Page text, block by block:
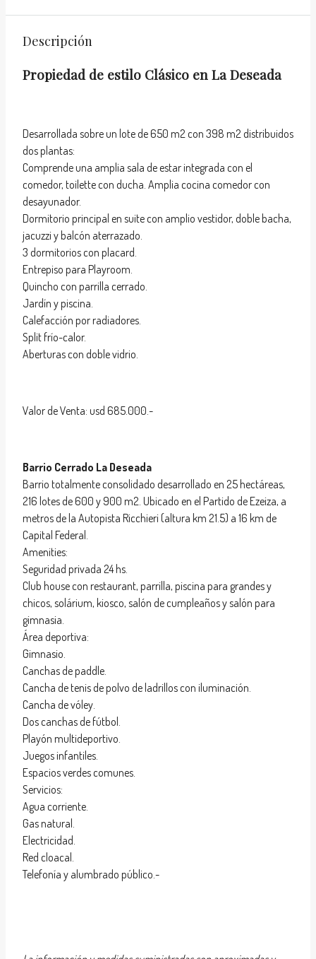
Descripción
Propiedad de estilo Clásico en La Deseada
Desarrollada sobre un lote de 650 m2 con 398 m2 distribuidos
dos plantas:
Comprende una amplia sala de estar integrada con el
comedor, toilette con ducha. Amplia cocina comedor con
desayunador.
Dormitorio principal en suite con amplio vestidor, doble bacha,
jacuzzi y balcón aterrazado.
3 dormitorios con placard.
Entrepiso para Playroom.
Quincho con parrilla cerrado.
Jardín y piscina.
Calefacción por radiadores.
Split frío-calor.
Aberturas con doble vidrio.
Valor de Venta: usd 685.000.-
Barrio Cerrado La Deseada
Barrio totalmente consolidado desarrollado en 25 hectáreas,
216 lotes de 600 y 900 m2. Ubicado en el Partido de Ezeiza, a
metros de la Autopista Ricchieri (altura km 21.5) a 16 km de
Capital Federal.
Amenities:
Seguridad privada 24 hs.
Club house con restaurant, parrilla, piscina para grandes y
chicos, solárium, kiosco, salón de cumpleaños y salón para
gimnasia.
Área deportiva:
Gimnasio.
Canchas de paddle.
Cancha de tenis de polvo de ladrillos con iluminación.
Cancha de vóley.
Dos canchas de fútbol.
Playón multideportivo.
Juegos infantiles.
Espacios verdes comunes.
Servicios:
Agua corriente.
Gas natural.
Electricidad.
Red cloacal.
Telefonía y alumbrado público.-